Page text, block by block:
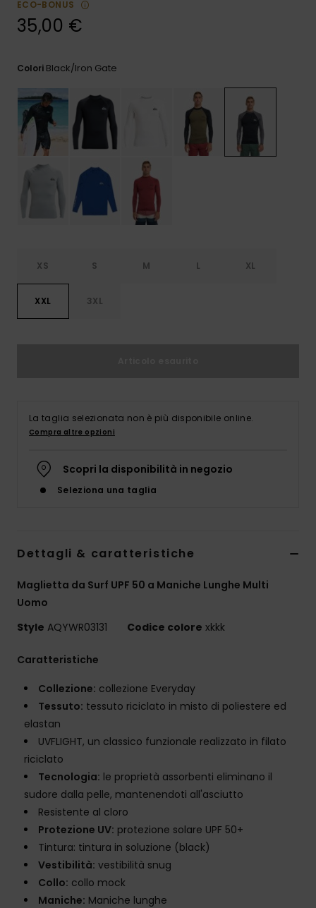
ECO-BONUS
35,00 €
Colori Black/iron Gate
XS S M L XL
XXL 3XL
La taglia selezionata non è più disponibile online.
Compra altre opzioni
Scopri la disponibilità in negozio
Seleziona una taglia
Dettagli & caratteristiche
Maglietta da Surf UPF 50 a Maniche Lunghe Multi
Uomo
Style AQYWR03131 Codice colore xkkk
Caratteristiche
Collezione: collezione Everyday
Tessuto: tessuto riciclato in misto di poliestere ed
elastan
UVFLIGHT, un classico funzionale realizzato in filato
riciclato
Tecnologia: le proprietà assorbenti eliminano il
sudore dalla pelle, mantenendoti all'asciutto
Resistente al cloro
Protezione UV: protezione solare UPF 50+
Tintura: tintura in soluzione (black)
Vestibilità: vestibilità snug
Collo: collo mock
Maniche: Maniche lunghe